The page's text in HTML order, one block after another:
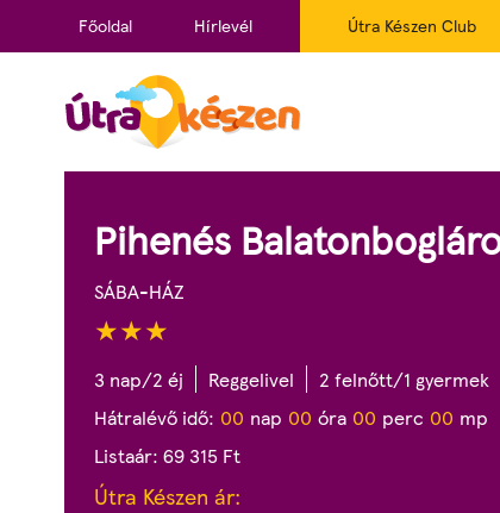
Főoldal Hírlevél Útra Készen Club
Pihenés
SÁBA-HÁZ
3 nap/2 éj Reggelivel
2 felnőtt/1 gyermek
Hátralévő idő: 00 nap 00 óra 00 perc 00 mp
Listaár: 69 315 Ft
Útra Készen ár: